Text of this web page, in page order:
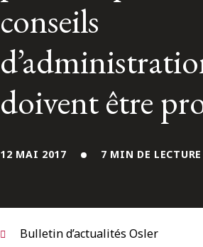
Réseau des anciens d’Osler
Contactez-nous
S’abonner
conseils
doivent être
12 MAI 2017 7 MIN DE LECTURE
Bulletin d’actualités Osler